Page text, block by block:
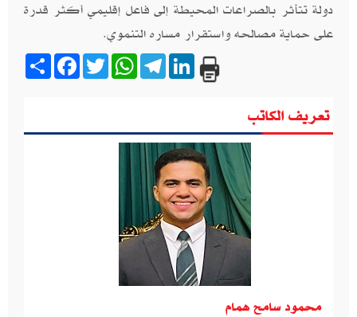
دولة تتأثر بالصراعات المحيطة إلى فاعل إقليمي أكثر قدرة
على حماية مصالحه واستقرار مساره التنموي.
Share
FacebookTwitter
WhatsApp
Telegram
LinkedIn
تعريف الكاتب
محمود سامح همام